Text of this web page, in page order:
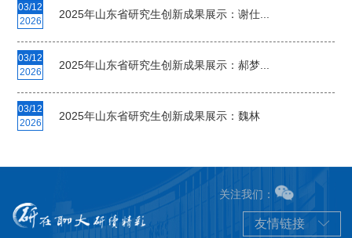
03/12
2026
2025年山东省研究生创新成果展示：谢仕...
03/12
2026
2025年山东省研究生创新成果展示：郝梦...
03/12
2026
2025年山东省研究生创新成果展示：魏林
关注我们：
友情链接